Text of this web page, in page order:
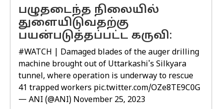
பழுதடைந்த நிலையில்
துளையிடுவதற்கு
பயன்படுத்தப்பட்ட கருவி:
#WATCH | Damaged blades of the auger drilling
machine brought out of Uttarkashi's Silkyara
tunnel, where operation is underway to rescue
41 trapped workers pic.twitter.com/OZe8TE9C0G
— ANI (@ANI) November 25, 2023